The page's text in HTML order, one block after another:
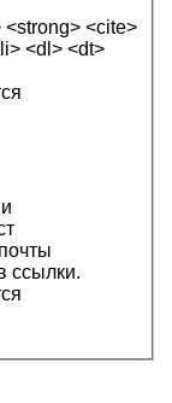
<cite>
<dl> <dt>
ссылки.